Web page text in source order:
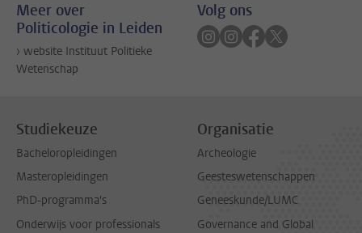
Meer over
Politicologie in Leiden
› website Instituut Politieke
Wetenschap
Volg ons
Volg ons op instagram
Volg ons op instagram
Volg ons op
Volg ons op
Studiekeuze
Bacheloropleidingen
Masteropleidingen
PhD-programma's
Onderwijs voor professionals
Organisatie
Archeologie
Geesteswetenschappen
Geneeskunde/LUMC
Governance and Global